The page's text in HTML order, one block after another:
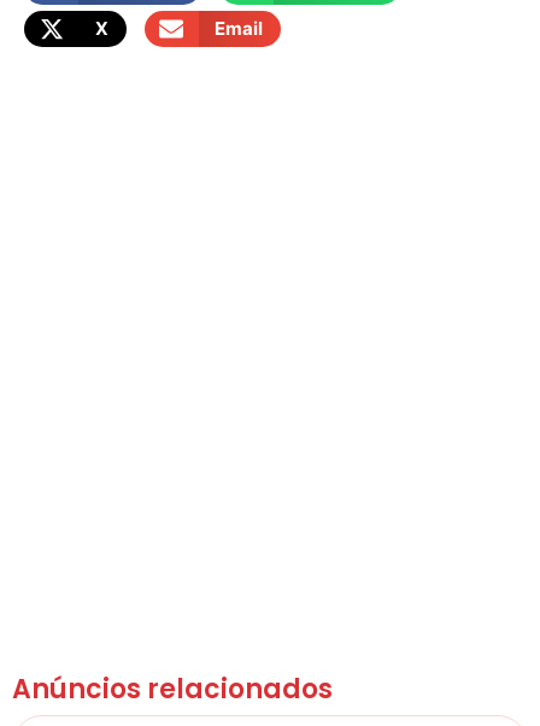
X
Email
Anúncios relacionados